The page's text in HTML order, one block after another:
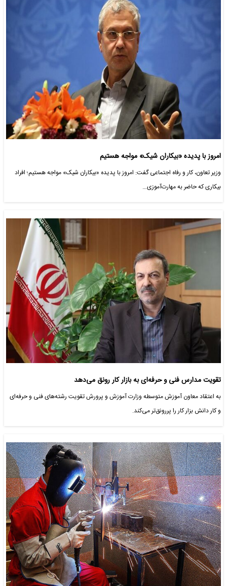
امروز با پدیده «بیکاران شیک» مواجه هستیم
وزیر تعاون، کار و رفاه اجتماعی گفت: امروز با پدیده «بیکاران شیک» مواجه هستیم؛ افراد
بیکاری که حاضر به مهارت‌آموزی…
تقویت مدارس فنی و حرفه‌ای به بازار کار رونق می‌دهد
به اعتقاد معاون آموزش متوسطه وزارت آموزش و پرورش تقویت رشته‌های فنی و حرفه‌ای
و کار دانش بزار کار را پررونق‌تر می‌کند.